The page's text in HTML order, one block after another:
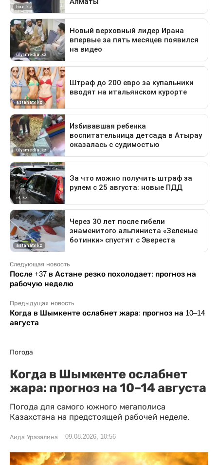
Следующая новость
После +37 в Астане резко похолодает: прогноз на
рабочую неделю
Предыдущая новость
Когда в Шымкенте ослабнет жара: прогноз на 10–14
августа
Погода
Когда в Шымкенте ослабнет
жара: прогноз на 10–14 августа
Погода для самого южного мегаполиса
Казахстана на предстоящей рабочей неделе.
Аида Уразалина 09.08.2026, 10:56